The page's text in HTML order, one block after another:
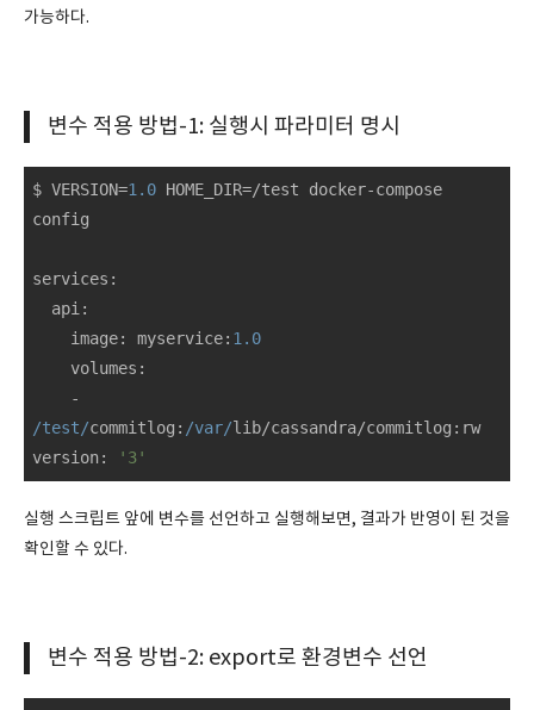
가능하다.
변수 적용 방법-1: 실행시 파라미터 명시
$ VERSION=1.0 HOME_DIR=/test docker-compose
config
services :
    image: myservice:
1.0
volumes :
/test/commitlog: /var/
version: '3'
실행 스크립트 앞에 변수를 선언하고 실행해보면, 결과가 반영이 된 것을
확인할 수 있다.
변수 적용 방법-2: export로 환경변수 선언